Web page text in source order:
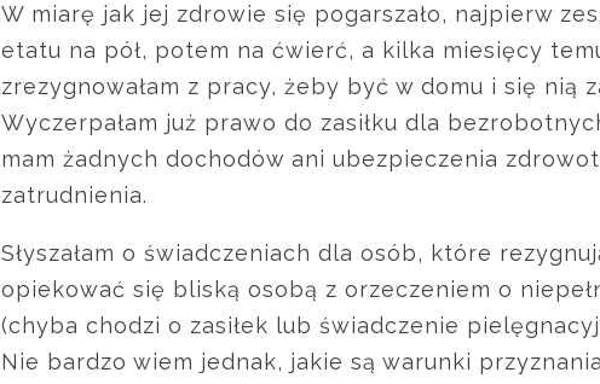
W miarę jak jej zdrowie się pogarszało, najpierw
etatu na pół, potem na ćwierć, a kilka miesięcy
zrezygnowałam z pracy, żeby być w domu i się nią
Wyczerpałam już prawo do zasiłku dla
mam żadnych dochodów ani ubezpieczenia
zatrudnienia.
Słyszałam o świadczeniach dla osób, które
opiekować się bliską osobą z orzeczeniem o
(chyba chodzi o zasiłek lub świadczenie
Nie bardzo wiem jednak, jakie są warunki